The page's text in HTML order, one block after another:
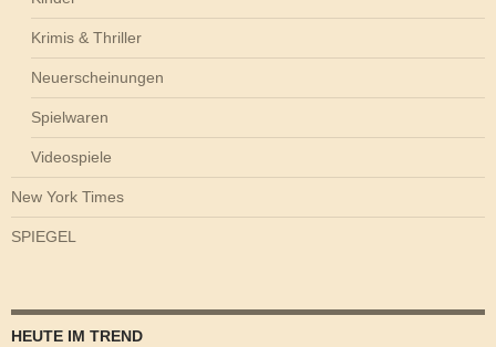
Krimis & Thriller
Neuerscheinungen
Spielwaren
Videospiele
New York Times
SPIEGEL
HEUTE IM TREND